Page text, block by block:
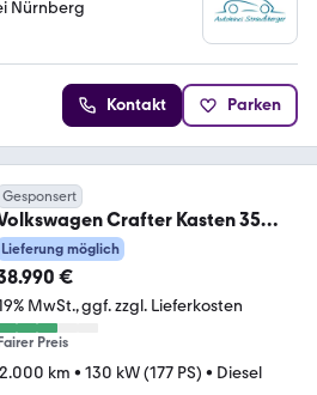
Nürnberg
Kontakt Parken
Gesponsert
Crafter Kasten 35
Hochdach FWD NAVI RFK
Lieferung möglich
€
MwSt. ggf. zzgl. Lieferkosten
Fairer Preis
km • 130 kW (177 PS) • Diesel